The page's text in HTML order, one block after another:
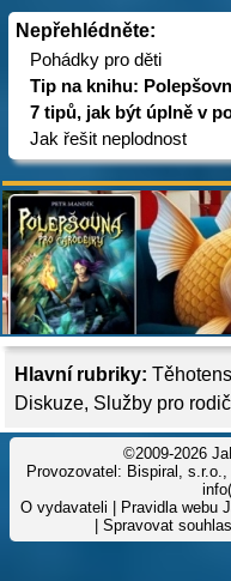
Nepřehlédněte:
Pohádky pro děti
Tip na knihu:
7 tipů, jak být úplně v
Jak řešit neplodnost
Hlavní rubriky:
Diskuze, Služby pro
©2009-2026
Provozovatel: Bispiral,
O vydavateli
Pravidla webu
Spravovat